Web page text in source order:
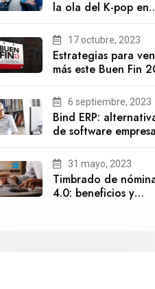
la ola del K-pop en
17 octubre, 2023
Estrategias para
más este Buen Fin
6 septiembre, 2023
Bind ERP:
de software
Gestionix
31 mayo, 2023
Timbrado de
4.0: beneficios y